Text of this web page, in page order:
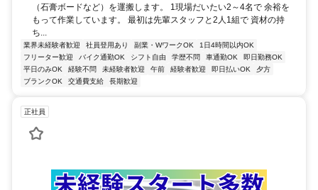
（石膏ボードなど）を運搬します。 1現場だいたい2～4名で 余裕を
もって作業しています。 最初は先輩スタッフと2人1組で 資材の持
ち...
業界未経験者歓迎 社員登用あり 副業・WワークOK
1日4時間以内OK
フリーター歓迎
バイク通勤OK シフト自由 学歴不問 車通勤OK
即日勤務OK
平日のみOK
経験不問 未経験者歓迎 午前 経験者歓迎 即日払いOK
夕方
ブランクOK
交通費支給 長期歓迎
正社員